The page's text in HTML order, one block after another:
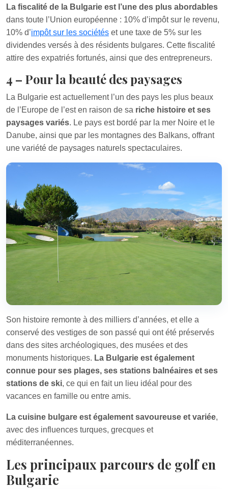
La fiscalité de la Bulgarie est l’une des plus abordables
dans toute l’Union européenne : 10% d’impôt sur le revenu,
10% d’impôt sur les sociétés et une taxe de 5% sur les
dividendes versés à des résidents bulgares. Cette fiscalité
attire des expatriés fortunés, ainsi que des entrepreneurs.
4 – Pour la beauté des paysages
La Bulgarie est actuellement l’un des pays les plus beaux
de l’Europe de l’est en raison de sa riche histoire et ses
paysages variés. Le pays est bordé par la mer Noire et le
Danube, ainsi que par les montagnes des Balkans, offrant
une variété de paysages naturels spectaculaires.
Son histoire remonte à des milliers d’années, et elle a
conservé des vestiges de son passé qui ont été préservés
dans des sites archéologiques, des musées et des
monuments historiques. La Bulgarie est également
connue pour ses plages, ses stations balnéaires et ses
stations de ski, ce qui en fait un lieu idéal pour des
vacances en famille ou entre amis.
La cuisine bulgare est également savoureuse et variée,
avec des influences turques, grecques et
méditerranéennes.
Les principaux parcours de golf en
Bulgarie